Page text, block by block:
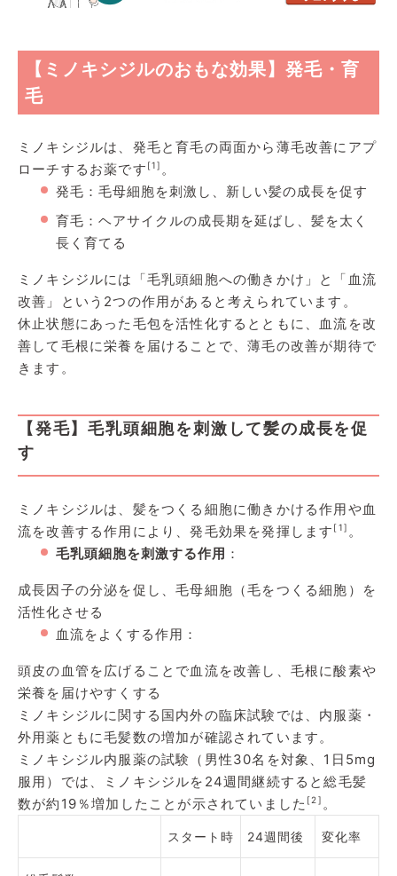
【ミノキシジルのおもな効果】発毛・育
毛
ミノキシジルは、発毛と育毛の両面から薄毛改善にアプ
ローチするお薬です [1] 。
発毛：毛母細胞を刺激し、新しい髪の成長を促す
育毛：ヘアサイクルの成長期を延ばし、髪を太く
長く育てる
ミノキシジルには「毛乳頭細胞への働きかけ」と「血流
改善」という2つの作用があると考えられています。
休止状態にあった毛包を活性化するとともに、血流を改
善して毛根に栄養を届けることで、薄毛の改善が期待で
きます。
【発毛】毛乳頭細胞を刺激して髪の成長を促
す
ミノキシジルは、髪をつくる細胞に働きかける作用や血
流を改善する作用により、発毛効果を発揮します [1] 。
毛乳頭細胞を刺激する作用 ：
成長因子の分泌を促し、毛母細胞（毛をつくる細胞）を
活性化させる
血流をよくする作用：
頭皮の血管を広げることで血流を改善し、毛根に酸素や
栄養を届けやすくする
ミノキシジルに関する国内外の臨床試験では、内服薬・
外用薬ともに毛髪数の増加が確認されています。
ミノキシジル内服薬の試験（男性30名を対象、1日5mg
服用）では、ミノキシジルを24週間継続すると総毛髪
数が約19％増加したことが示されていました [2] 。
スタート時 24週間後 変化率